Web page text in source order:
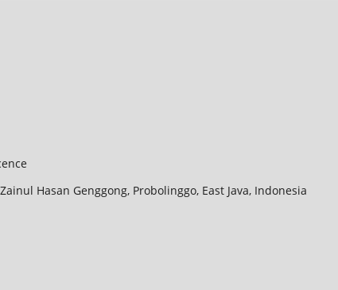
Hasan Genggong, Probolinggo, East Java, Indonesia